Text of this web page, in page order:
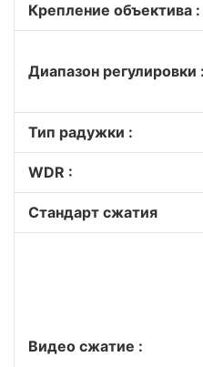
Крепление объектива :
Диапазон регулировки :
Тип радужки :
WDR :
Стандарт сжатия
Видео сжатие :